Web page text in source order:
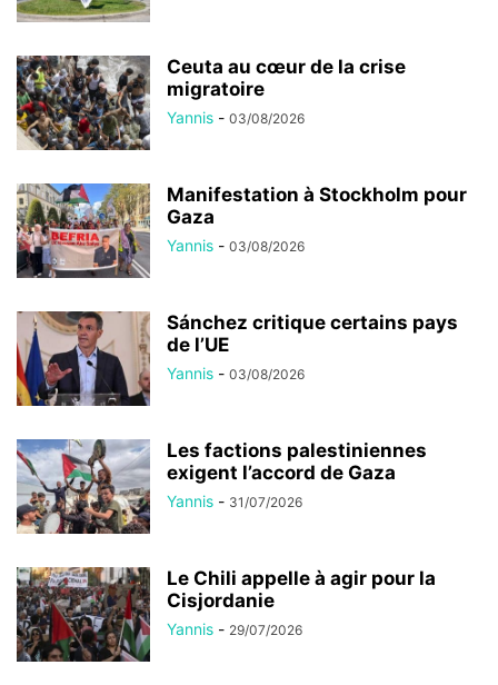
Ceuta au cœur de la crise
migratoire
Yannis - 03/08/2026
Manifestation à Stockholm pour
Gaza
Yannis - 03/08/2026
Sánchez critique certains pays
de l’UE
Yannis - 03/08/2026
Les factions palestiniennes
exigent l’accord de Gaza
Yannis - 31/07/2026
Le Chili appelle à agir pour la
Cisjordanie
Yannis - 29/07/2026